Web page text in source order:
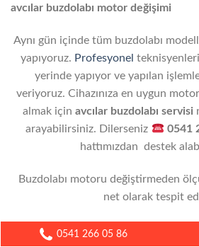
avcılar buzdolabı motor değişimi
Aynı gün içinde tüm buzdolabı
yapıyoruz. Profesyonel
yerinde yapıyor ve yapılan
veriyoruz. Cihazınıza en uygun
almak için avcılar buzdolabı servisi
arayabilirsiniz. Dilerseniz
0541
hattımızdan destek
Buzdolabı motoru değiştirmeden
net olarak tespit
Motor arızası kesin ise motor
0541 266 05 86